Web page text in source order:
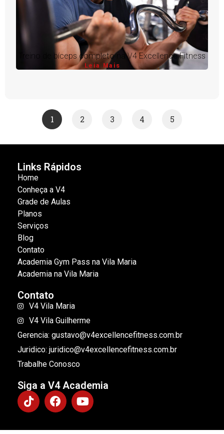
Treino de bíceps completo na V4 Excellence Fitness
Leia Mais
1 2 3 4 5
Links Rápidos
Home
Conheça a V4
Grade de Aulas
Planos
Serviços
Blog
Contato
Academia Gym Pass na Vila Maria
Academia na Vila Maria
Contato
V4 Vila Maria
V4 Vila Guilherme
Gerencia: gustavo@v4excellencefitness.com.br
Juridico: juridico@v4excellencefitness.com.br
Trabalhe Conosco
Siga a V4 Academia